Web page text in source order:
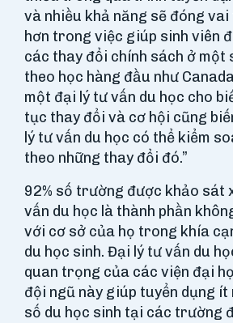
và nhiều khả năng sẽ đóng
hơn trong việc giúp sinh viên
các thay đổi chính sách ở một
theo học hàng đầu như
một đại lý tư vấn du học cho
tục thay đổi và cơ hội cũng
lý tư vấn du học có thể kiểm
theo những thay đổi đó.”
92% số trường được khảo sát
vấn du học là thành phần
với cơ sở của họ trong khía
du học sinh. Đại lý tư vấn du
quan trọng của các viện đại
đội ngũ này giúp tuyển dụng ít
số du học sinh tại các trường